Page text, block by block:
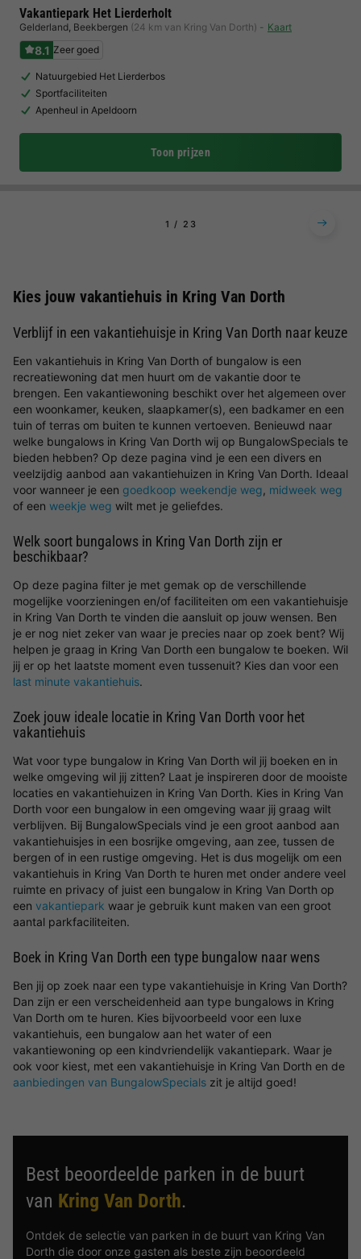
Vakantiepark Het Lierderholt
Gelderland, Beekbergen (24 km van Kring Van Dorth) Kaart
8.1 Zeer goed
Natuurgebied Het Lierderbos
Sportfaciliteiten
Apenheul in Apeldoorn
Toon prijzen
1 2 3
Kies jouw vakantiehuis in Kring Van Dorth
Verblijf in een vakantiehuisje in Kring Van Dorth naar keuze
Een vakantiehuis in Kring Van Dorth of bungalow is een
recreatiewoning dat men huurt om de vakantie door te
brengen. Een vakantiewoning beschikt over het algemeen over
een woonkamer, keuken, slaapkamer(s), een badkamer en een
tuin of terras om buiten te kunnen vertoeven. Benieuwd naar
welke bungalows in Kring Van Dorth wij op BungalowSpecials te
bieden hebben? Op deze pagina vind je een een divers en
veelzijdig aanbod aan vakantiehuizen in Kring Van Dorth. Ideaal
voor wanneer je een goedkoop weekendje weg, midweek weg
of een weekje weg wilt met je geliefdes.
Welk soort bungalows in Kring Van Dorth zijn er
beschikbaar?
Op deze pagina filter je met gemak op de verschillende
mogelijke voorzieningen en/of faciliteiten om een vakantiehuisje
in Kring Van Dorth te vinden die aansluit op jouw wensen. Ben
je er nog niet zeker van waar je precies naar op zoek bent? Wij
helpen je graag in Kring Van Dorth een bungalow te boeken. Wil
jij er op het laatste moment even tussenuit? Kies dan voor een
last minute vakantiehuis.
Zoek jouw ideale locatie in Kring Van Dorth voor het
vakantiehuis
Wat voor type bungalow in Kring Van Dorth wil jij boeken en in
welke omgeving wil jij zitten? Laat je inspireren door de mooiste
locaties en vakantiehuizen in Kring Van Dorth. Kies in Kring Van
Dorth voor een bungalow in een omgeving waar jij graag wilt
verblijven. Bij BungalowSpecials vind je een groot aanbod aan
vakantiehuisjes in een bosrijke omgeving, aan zee, tussen de
bergen of in een rustige omgeving. Het is dus mogelijk om een
vakantiehuis in Kring Van Dorth te huren met onder andere veel
ruimte en privacy of juist een bungalow in Kring Van Dorth op
een vakantiepark waar je gebruik kunt maken van een groot
aantal parkfaciliteiten.
Boek in Kring Van Dorth een type bungalow naar wens
Ben jij op zoek naar een type vakantiehuisje in Kring Van Dorth?
Dan zijn er een verscheidenheid aan type bungalows in Kring
Van Dorth om te huren. Kies bijvoorbeeld voor een luxe
vakantiehuis, een bungalow aan het water of een
vakantiewoning op een kindvriendelijk vakantiepark. Waar je
ook voor kiest, met een vakantiehuisje in Kring Van Dorth en de
aanbiedingen van BungalowSpecials zit je altijd goed!
Best beoordeelde parken in de buurt
van Kring Van Dorth.
Ontdek de selectie van parken in de buurt van Kring Van
Dorth die door onze gasten als beste zijn beoordeeld